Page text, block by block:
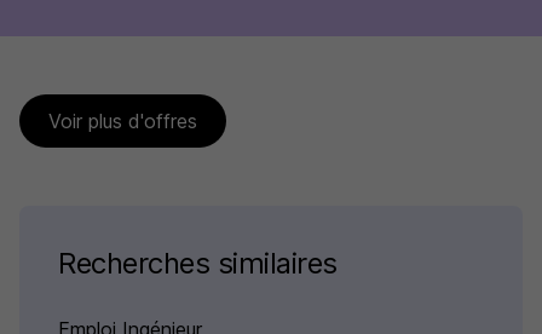
Voir plus d'offres
Recherches similaires
Emploi Ingénieur